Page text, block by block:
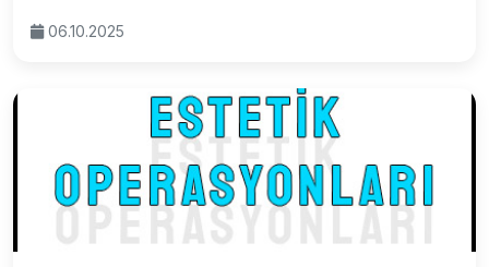
06.10.2025